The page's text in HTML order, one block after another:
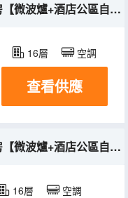
驚喜單人房【微波爐+酒店公區自助洗衣機】
16層 空調
查看供應
温馨三人房【微波爐+酒店公區自助洗衣機】
16層 空調